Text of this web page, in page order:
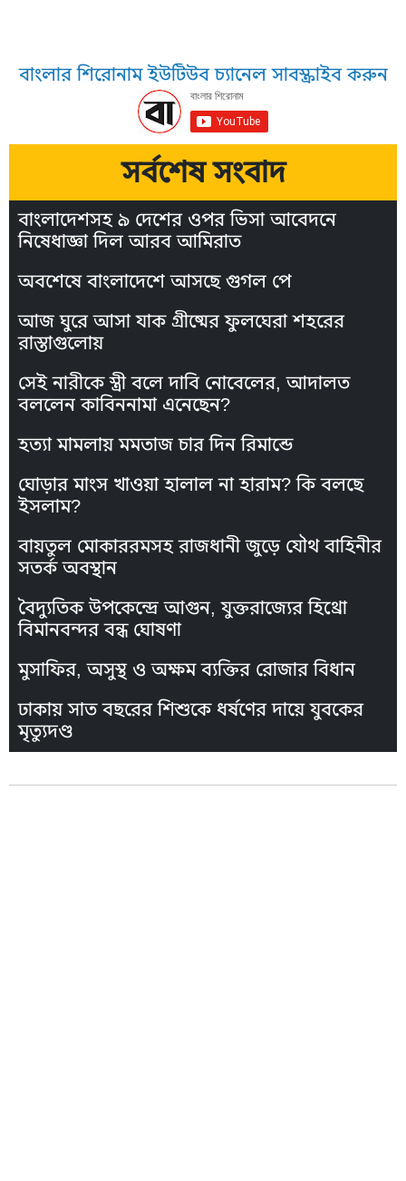
বাংলার শিরোনাম ইউটিউব চ্যানেল সাবস্ক্রাইব করুন
সর্বশেষ সংবাদ
বাংলাদেশসহ ৯ দেশের ওপর ভিসা আবেদনে
নিষেধাজ্ঞা দিল আরব আমিরাত
অবশেষে বাংলাদেশে আসছে গুগল পে
আজ ঘুরে আসা যাক গ্রীষ্মের ফুলঘেরা শহরের
রাস্তাগুলোয়
সেই নারীকে স্ত্রী বলে দাবি নোবেলের, আদালত
বললেন কাবিননামা এনেছেন?
হত্যা মামলায় মমতাজ চার দিন রিমান্ডে
ঘোড়ার মাংস খাওয়া হালাল না হারাম? কি বলছে
ইসলাম?
বায়তুল মোকাররমসহ রাজধানী জুড়ে যৌথ বাহিনীর
সতর্ক অবস্থান
বৈদ্যুতিক উপকেন্দ্রে আগুন, যুক্তরাজ্যের হিথ্রো
বিমানবন্দর বন্ধ ঘোষণা
মুসাফির, অসুস্থ ও অক্ষম ব্যক্তির রোজার বিধান
ঢাকায় সাত বছরের শিশুকে ধর্ষণের দায়ে যুবকের
মৃত্যুদণ্ড